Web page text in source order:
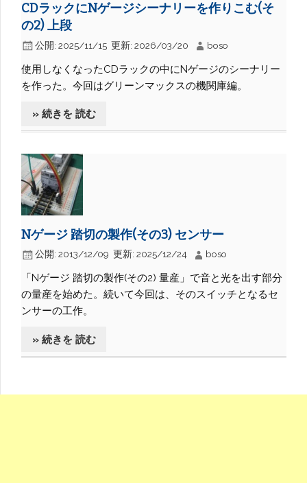
CDラックにNゲージシーナリーを作りこむ(そ
の2) 上段
公開: 2025/11/15 更新: 2026/03/20 boso
使用しなくなったCDラックの中にNゲージのシーナリー
を作った。今回はグリーンマックスの機関庫編。
» 続きを 読む
Nゲージ 踏切の製作(その3) センサー
公開: 2013/12/09 更新: 2025/12/24 boso
「Nゲージ 踏切の製作(その2) 量産」で音と光を出す部分
の量産を始めた。続いて今回は、そのスイッチとなるセ
ンサーの工作。
» 続きを 読む